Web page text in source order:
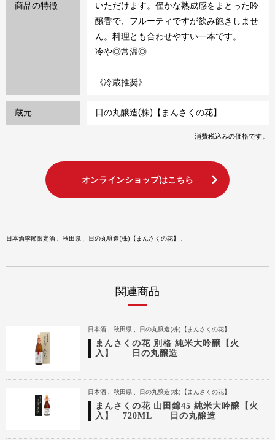
商品の特徴
いただけます。僅かな熟成感をまとった吟
醸香で、フルーティですが飲み飽きしませ
ん。料理とも合わせやすい一本です。
冷や◎常温◎
《冷蔵推奨》
蔵元 日の丸醸造(株)【まんさくの花】
消費税込みの価格です。
オンラインショップはこちら
日本酒季節限定酒 秋田県 日の丸醸造(株)【まんさくの花】
関連商品
日本酒 秋田県 日の丸醸造(株)【まんさくの花】
まんさくの花 別格 純米大吟醸【火
入】 日の丸醸造
日本酒 秋田県 日の丸醸造(株)【まんさくの花】
まんさくの花 山田錦45 純米大吟醸【火
入】 720ML 日の丸醸造